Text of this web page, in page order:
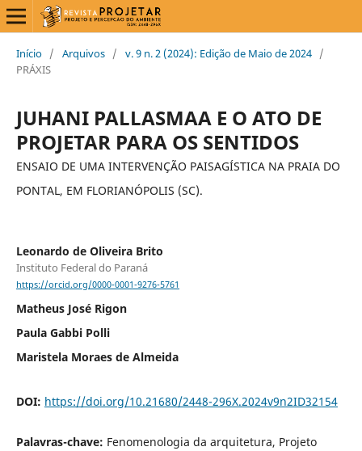
Início / Arquivos / v. 9 n. 2 (2024): Edição de Maio de 2024 /
PRÁXIS
JUHANI PALLASMAA E O ATO DE
PROJETAR PARA OS SENTIDOS
ENSAIO DE UMA INTERVENÇÃO PAISAGÍSTICA NA PRAIA DO
PONTAL, EM FLORIANÓPOLIS (SC).
Leonardo de Oliveira Brito
Instituto Federal do Paraná
https://orcid.org/0000-0001-9276-5761
Matheus José Rigon
Paula Gabbi Polli
Maristela Moraes de Almeida
DOI: https://doi.org/10.21680/2448-296X.2024v9n2ID32154
Palavras-chave: Fenomenologia da arquitetura, Projeto